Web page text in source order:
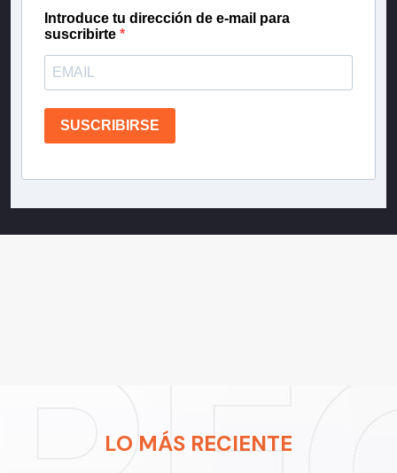
Introduce tu dirección de e-mail para
suscribirte
SUSCRIBIRSE
LO MÁS RECIENTE